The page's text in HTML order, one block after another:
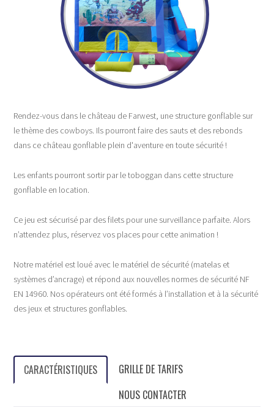
Rendez-vous dans le château de Farwest, une structure gonflable sur
le thème des cowboys. Ils pourront faire des sauts et des rebonds
dans ce château gonflable plein d'aventure en toute sécurité !
Les enfants pourront sortir par le toboggan dans cette structure
gonflable en location.
Ce jeu est sécurisé par des filets pour une surveillance parfaite. Alors
n’attendez plus, réservez vos places pour cette animation !
Notre matériel est loué avec le matériel de sécurité (matelas et
systèmes d’ancrage) et répond aux nouvelles normes de sécurité NF
EN 14960. Nos opérateurs ont été formés à l’installation et à la sécurité
des jeux et structures gonflables.
CARACTÉRISTIQUES
GRILLE DE TARIFS
NOUS CONTACTER